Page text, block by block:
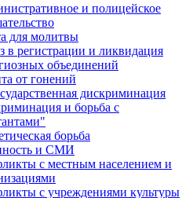
и полицейское
для молитвы
в регистрации и ликвидация
объединений
от гонений
дискриминация
и борьба с
борьба
и СМИ
с местным населением и
с учреждениями культуры